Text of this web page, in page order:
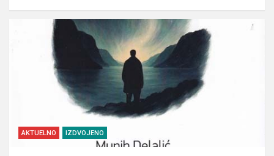
AKTUELNO IZDVOJENO